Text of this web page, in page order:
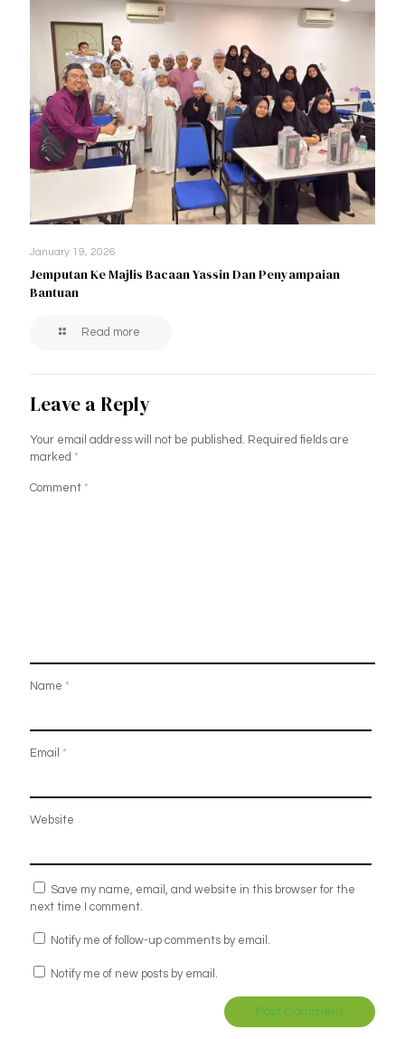
January 19, 2026
Jemputan Ke Majlis Bacaan Yassin Dan Penyampaian
Bantuan
Read more
Leave a Reply
Your email address will not be published. Required fields are
marked *
Comment *
Name *
Email *
Website
Save my name, email, and website in this browser for the
next time I comment.
Notify me of follow-up comments by email.
Notify me of new posts by email.